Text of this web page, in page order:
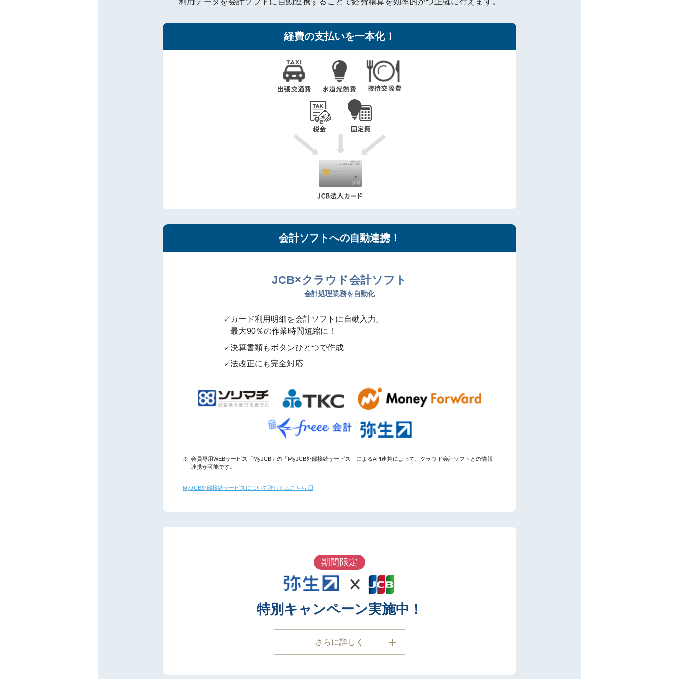
経費の支払いを一本化！
会計ソフトへの自動連携！
JCB×クラウド会計ソフト
会計処理業務を自動化
カード利用明細を会計ソフトに自動入力。
最大90％の作業時間短縮に！
決算書類もボタンひとつで作成
法改正にも完全対応
※ 会員専用WEBサービス「MyJCB」の「MyJCB外部接続サービス」によるAPI連携によって、クラウド会計ソフトとの情報
連携が可能です。
MyJCB外部接続サービスについて詳しくはこちら ❐
期間限定
特別キャンペーン実施中！
さらに詳しく